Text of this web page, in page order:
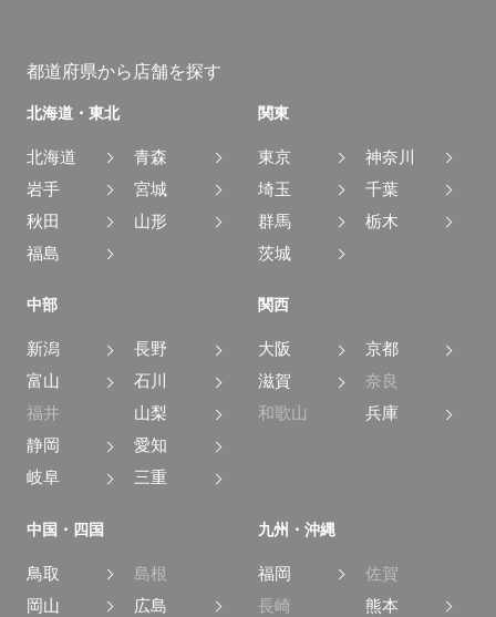
都道府県から店舗を探す
北海道・東北
北海道
青森
岩手
宮城
秋田
山形
福島
関東
東京
神奈川
埼玉
千葉
群馬
栃木
茨城
中部
新潟
長野
富山
石川
福井
山梨
静岡
愛知
岐阜
三重
関西
大阪
京都
滋賀
奈良
和歌山
兵庫
中国・四国
鳥取
島根
岡山
広島
九州・沖縄
福岡
佐賀
長崎
熊本